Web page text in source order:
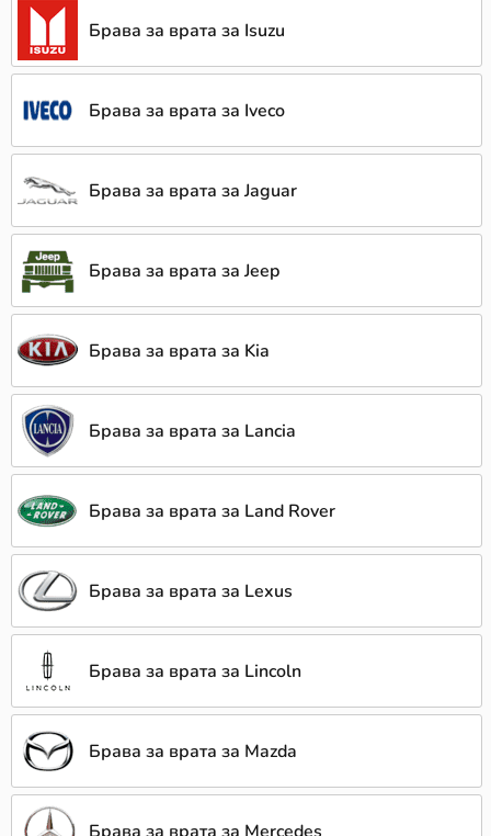
Брава за врата за Isuzu
Брава за врата за Iveco
Брава за врата за Jaguar
Брава за врата за Jeep
Брава за врата за Kia
Брава за врата за Lancia
Брава за врата за Land Rover
Брава за врата за Lexus
Брава за врата за Lincoln
Брава за врата за Mazda
Брава за врата за Mercedes